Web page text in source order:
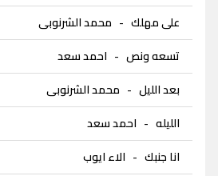
على مهلك - محمد الشرنوبى
تسعه ونص - احمد سعد
بعد الليل - محمد الشرنوبى
الليله - احمد سعد
انا جنبك - الاء ايوب